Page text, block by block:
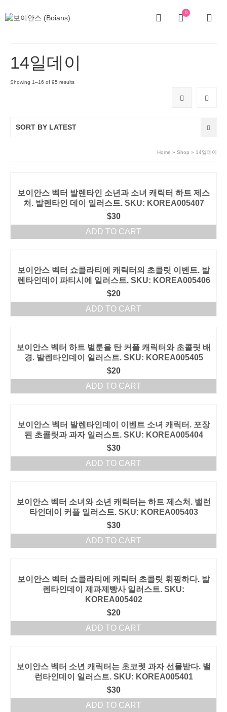
0
14일데이
Showing 1–16 of 95 results
SORT BY LATEST
Home » Shop » 14일데이
보이안스 벡터 발렌타인 소년과 소녀 캐릭터 하트 제스
처. 발렌타인 데이 일러스트. SKU: KOREA005407
$30
ADD TO CART
보이안스 벡터 쇼콜라티에 캐릭터의 초콜릿 이벤트. 발
렌타인데이 파티시에 일러스트. SKU: KOREA005406
$20
ADD TO CART
보이안스 벡터 하트 벌룬을 탄 커플 캐릭터와 초콜릿 배
경. 발렌타인데이 일러스트. SKU: KOREA005405
$20
ADD TO CART
보이안스 벡터 발렌타인데이 이벤트 소녀 캐릭터. 포장
된 초콜릿과 과자 일러스트. SKU: KOREA005404
$30
ADD TO CART
보이안스 벡터 소녀와 소년 캐릭터는 하트 제스처. 밸런
타인데이 커플 일러스트. SKU: KOREA005403
$30
ADD TO CART
보이안스 벡터 쇼콜라티에 캐릭터 초콜릿 휘핑하다. 발
렌타인데이 제과제빵사 일러스트. SKU:
KOREA005402
$20
ADD TO CART
보이안스 벡터 소년 캐릭터는 초코렛 과자 선물받다. 밸
런타인데이 일러스트. SKU: KOREA005401
$30
ADD TO CART